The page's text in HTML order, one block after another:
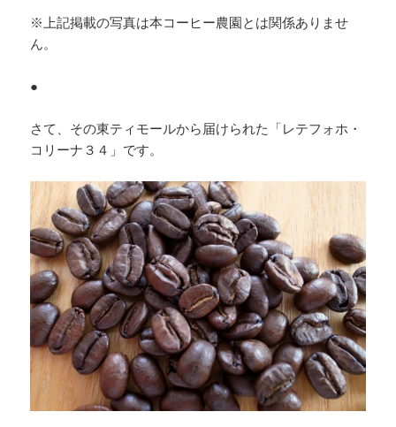
※上記掲載の写真は本コーヒー農園とは関係ありませ
ん。
●
さて、その東ティモールから届けられた「レテフォホ・
コリーナ３４」です。